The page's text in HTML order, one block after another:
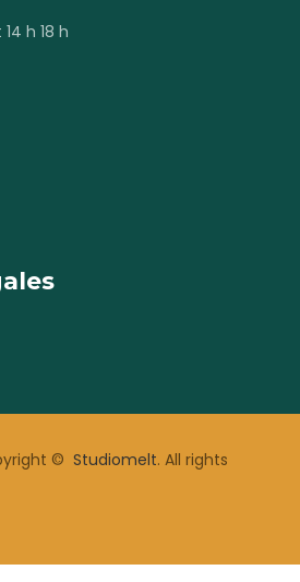
h 18 h
© Studiomelt. All rights